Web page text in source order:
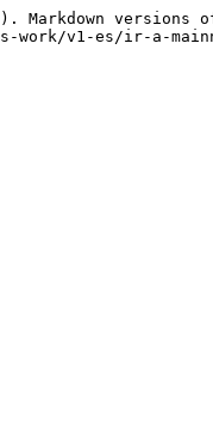
versions
work/v1-es/ir-a-